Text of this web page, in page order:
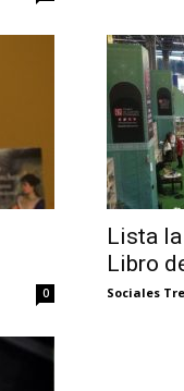
0
Lista
Libro
Sociales